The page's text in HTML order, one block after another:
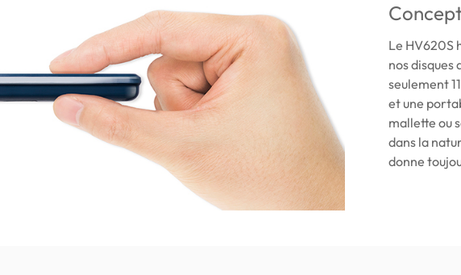
Le HV620S
nos disques
seulement
et une
mallette ou
dans la
donne